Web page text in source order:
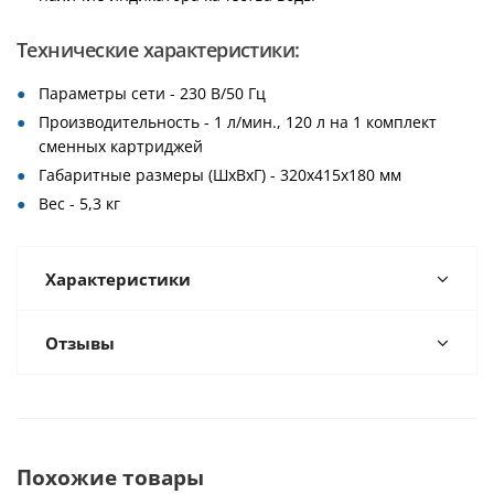
Технические характеристики:
Параметры сети - 230 В/50 Гц
Производительность - 1 л/мин., 120 л на 1 комплект
сменных картриджей
Габаритные размеры (ШхВхГ) - 320x415х180 мм
Вес - 5,3 кг
Характеристики
Отзывы
Похожие товары